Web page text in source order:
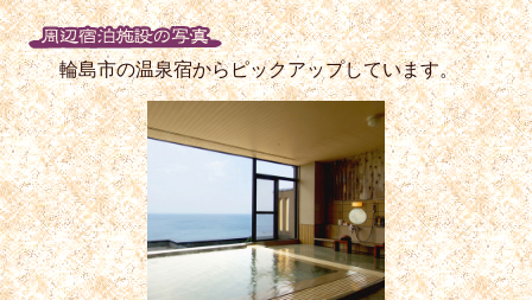
輪島市の温泉宿からピックアップしています。